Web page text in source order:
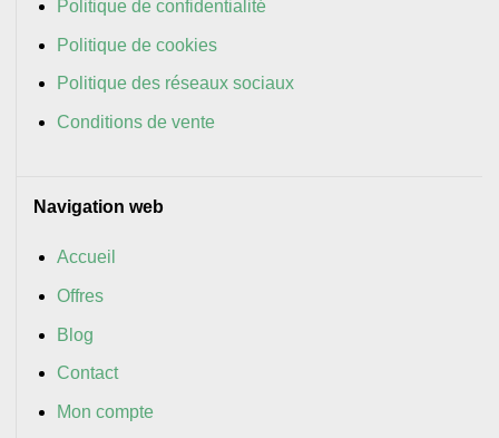
Politique de confidentialité
Politique de cookies
Politique des réseaux sociaux
Conditions de vente
Navigation web
Accueil
Offres
Blog
Contact
Mon compte